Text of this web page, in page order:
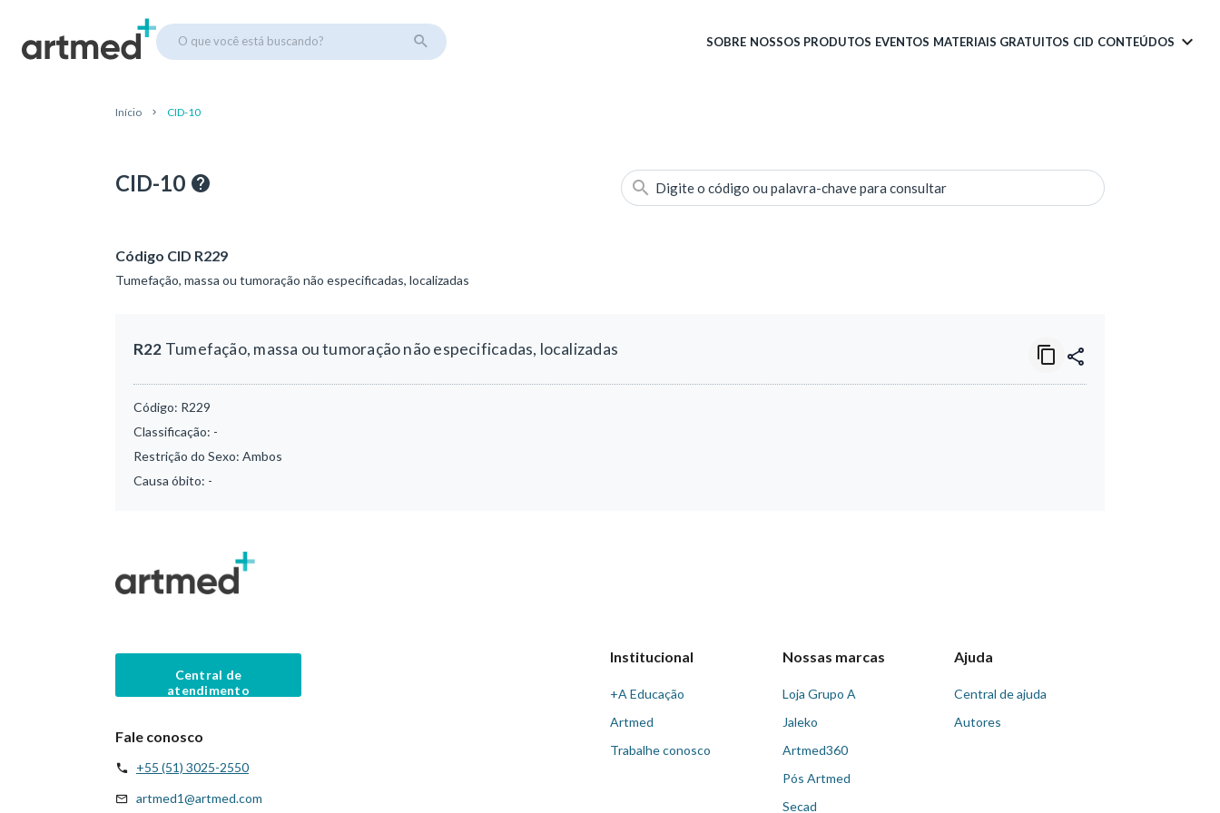
O que você está buscando? SOBRE NOSSOS PRODUTOS EVENTOS MATERIAIS GRATUITOS CID CONTEÚDOS
Início CID-10
CID-10 Digite o código ou palavra-chave para consultar
Código CID R229
Tumefação, massa ou tumoração não especificadas, localizadas
R22 Tumefação, massa ou tumoração não especificadas, localizadas
Código: R229
Classificação: -
Restrição do Sexo: Ambos
Causa óbito: -
Central de
atendimento
Fale conosco
+55 (51) 3025-2550
artmed1@artmed.com
Institucional
+A Educação
Artmed
Trabalhe conosco
Nossas marcas
Loja Grupo A
Jaleko
Artmed360
Pós Artmed
Secad
Ajuda
Central de ajuda
Autores